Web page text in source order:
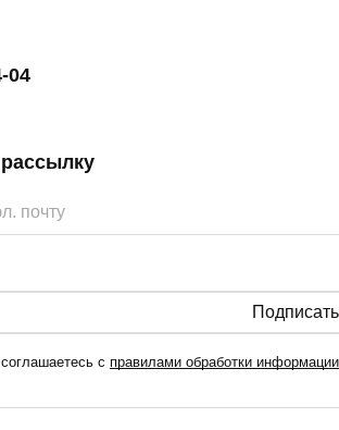
04
с правилами обработки информации